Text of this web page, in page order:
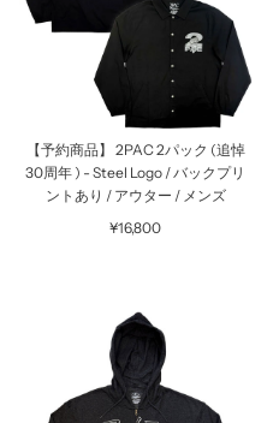
【予約商品】 2PAC 2パック (追悼
30周年 ) - Steel Logo / バックプリ
ントあり / アウター / メンズ
¥16,800